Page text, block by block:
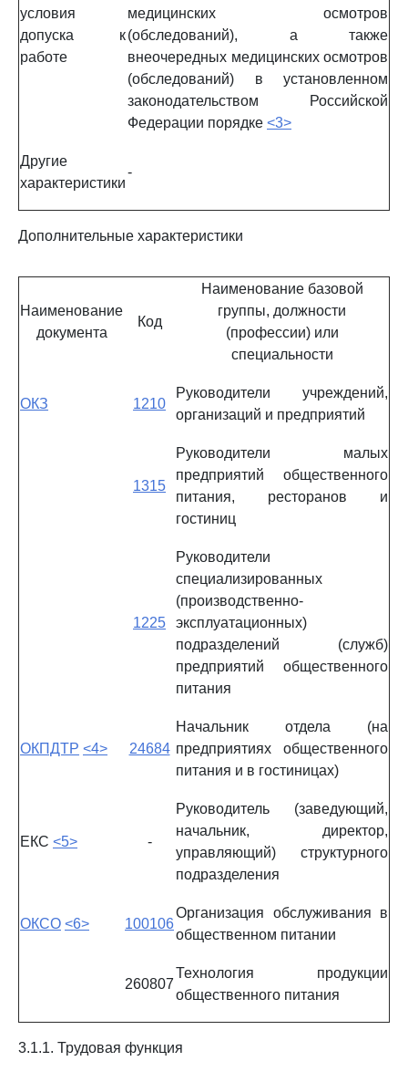
условия
допуска к
работе
медицинских осмотров
(обследований), а также
внеочередных медицинских осмотров
(обследований) в установленном
законодательством Российской
Федерации порядке <3>
Другие
характеристики
-
Дополнительные характеристики
Наименование
документа
Код
Наименование базовой
группы, должности
(профессии) или
специальности
ОКЗ 1210
Руководители учреждений,
организаций и предприятий
1315
Руководители малых
предприятий общественного
питания, ресторанов и
гостиниц
1225
Руководители
специализированных
(производственно-
эксплуатационных)
подразделений (служб)
предприятий общественного
питания
ОКПДТР <4> 24684
Начальник отдела (на
предприятиях общественного
питания и в гостиницах)
ЕКС <5> -
Руководитель (заведующий,
начальник, директор,
управляющий) структурного
подразделения
ОКСО <6> 100106
Организация обслуживания в
общественном питании
260807
Технология продукции
общественного питания
3.1.1. Трудовая функция